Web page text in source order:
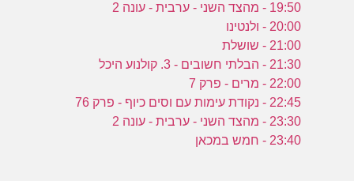
19:50 - מהצד השני - ערבית - עונה 2
20:00 - ולנטינו
21:00 - שושלת
21:30 - הבלתי חשובים - 3. קולנוע היכל
22:00 - מרים - פרק 7
22:45 - נקודת עימות עם וסים כיוף - פרק 76
23:30 - מהצד השני - ערבית - עונה 2
23:40 - חמש במכאן